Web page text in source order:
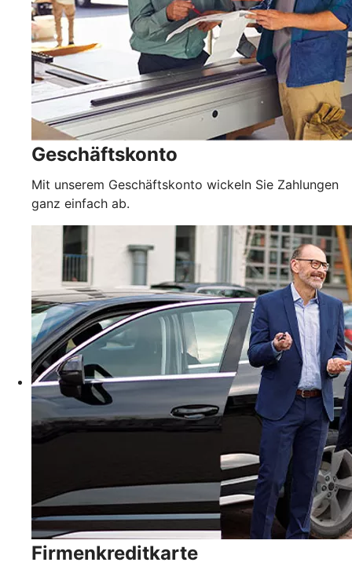
Geschäftskonto
Mit unserem Geschäftskonto wickeln Sie Zahlungen
ganz einfach ab.
Firmenkreditkarte